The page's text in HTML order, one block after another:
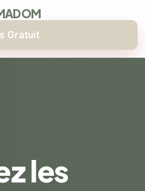
Gratuit
les